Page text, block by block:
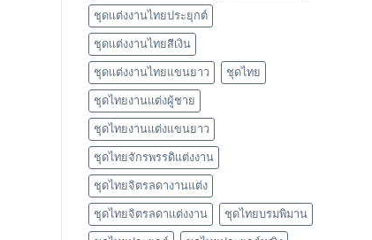
ชุดแต่งงานไทยประยุกต์
ชุดแต่งงานไทยสีเงิน
ชุดแต่งงานไทยแขนยาว ชุดไทย
ชุดไทยงานแต่งผู้ชาย
ชุดไทยงานแต่งแขนยาว
ชุดไทยจักรพรรดิแต่งงาน
ชุดไทยจิตรลดางานแต่ง
ชุดไทยจิตรลดาแต่งงาน ชุดไทยบรมพิมาน